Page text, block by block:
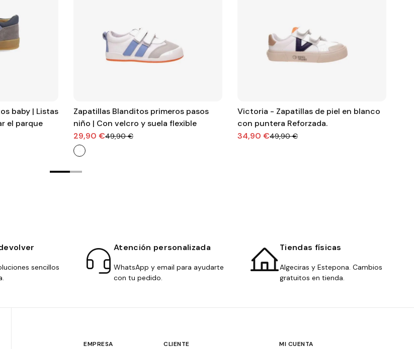
baby | Listas
el parque
Zapatillas Blanditos primeros pasos
niño | Con velcro y suela flexible
29,90 €49,90 €
Victoria - Zapatillas de piel en blanco
con puntera Reforzada.
34,90 €49,90 €
sencillos
Atención personalizada
WhatsApp y email para ayudarte
con tu pedido.
Tiendas físicas
Algeciras y Estepona. Cambios
gratuitos en tienda.
EMPRESA CLIENTE MI CUENTA